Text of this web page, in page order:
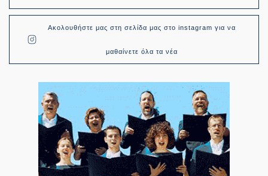
Ακολουθήστε μας στη σελίδα μας στο instagram για να
μαθαίνετε όλα τα νέα